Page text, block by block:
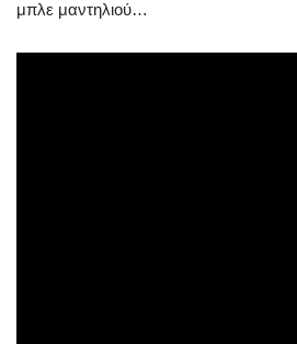
μπλε μαντηλιού…